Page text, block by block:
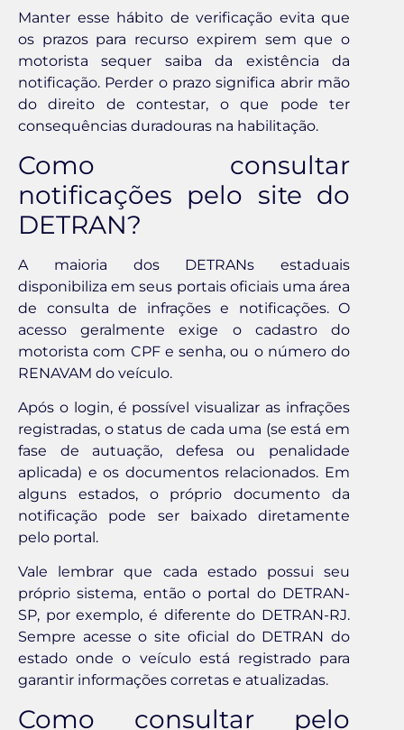
Manter esse hábito de verificação evita que
os prazos para recurso expirem sem que o
motorista sequer saiba da existência da
notificação. Perder o prazo significa abrir mão
do direito de contestar, o que pode ter
consequências duradouras na habilitação.
Como consultar
notificações pelo site do
DETRAN?
A maioria dos DETRANs estaduais
disponibiliza em seus portais oficiais uma área
de consulta de infrações e notificações. O
acesso geralmente exige o cadastro do
motorista com CPF e senha, ou o número do
RENAVAM do veículo.
Após o login, é possível visualizar as infrações
registradas, o status de cada uma (se está em
fase de autuação, defesa ou penalidade
aplicada) e os documentos relacionados. Em
alguns estados, o próprio documento da
notificação pode ser baixado diretamente
pelo portal.
Vale lembrar que cada estado possui seu
próprio sistema, então o portal do DETRAN-
SP, por exemplo, é diferente do DETRAN-RJ.
Sempre acesse o site oficial do DETRAN do
estado onde o veículo está registrado para
garantir informações corretas e atualizadas.
Como consultar pelo